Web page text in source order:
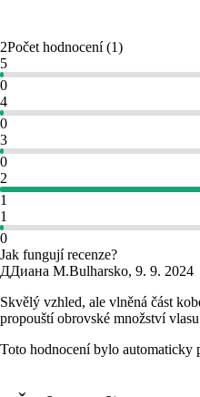
2Počet hodnocení(1)
5
0
4
0
3
0
2
1
1
0
Jak fungují recenze?
ДДиана М.Bulharsko, 9. 9. 2024
Skvělý vzhled, ale vlněná část
propouští obrovské množství
Toto hodnocení bylo automaticky